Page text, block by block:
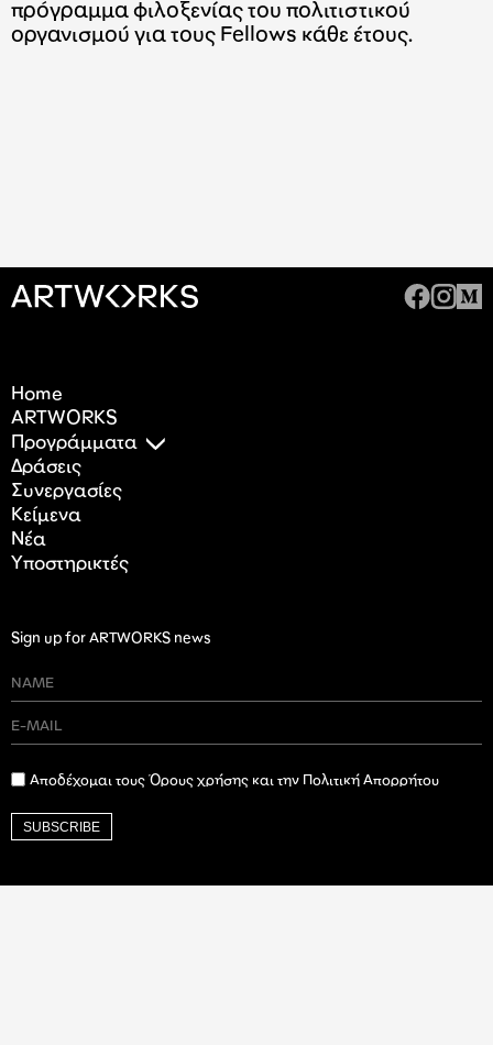
πρόγραμμα φιλοξενίας του πολιτιστικού
οργανισμού για τους Fellows κάθε έτους.
Home
ARTWORKS
Προγράμματα
Δράσεις
Συνεργασίες
Κείμενα
Nέα
Υποστηρικτές
Sign up for ARTWORKS news
Αποδέχομαι τους Όρους χρήσης και την Πολιτική Απορρήτου
SUBSCRIBE